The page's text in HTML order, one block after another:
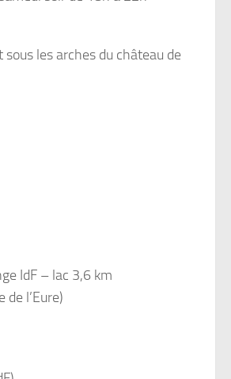
les arches du château de
IdF – lac 3,6 km
l’Eure)